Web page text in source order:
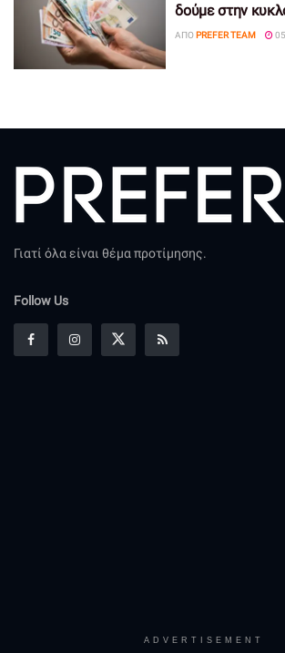
δούμε στην
ΑΠΌ PREFER TEAM
Γιατί όλα είναι θέμα προτίμησης.
Follow Us
ADVERTISEMENT